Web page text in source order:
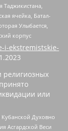
ячейка, Батал-
Улыбается,
корпус
i-ekstremistskie-
или
Духовно
Асгардской Веси